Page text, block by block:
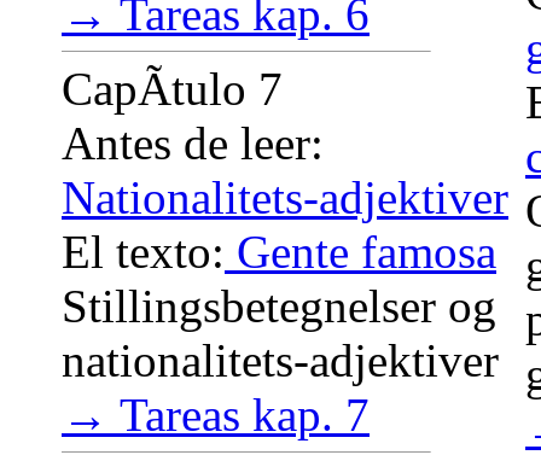
→ Tareas kap. 6
CapÃ­tulo 7
Antes de leer:
Nationalitets-adjektiver
El texto: Gente famosa
Stillingsbetegnelser og
nationalitets-adjektiver
→ Tareas kap. 7